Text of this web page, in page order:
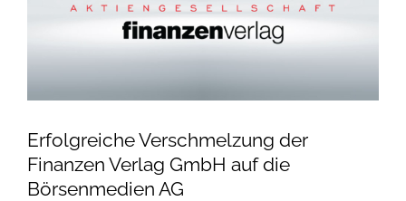
Erfolgreiche Verschmelzung der
Finanzen Verlag GmbH auf die
Börsenmedien AG